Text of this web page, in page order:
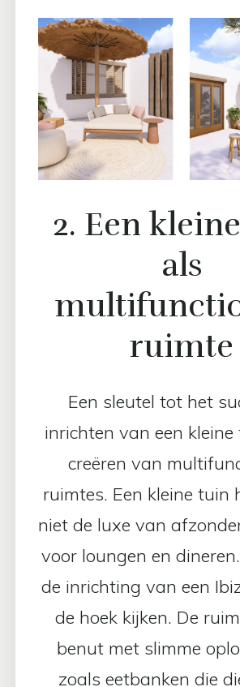
2. Een
als
ruimte
Een sleutel tot het
inrichten van een
creëren van
ruimtes. Een kleine tuin
niet de luxe van
voor loungen en
de inrichting van een
de hoek kijken. De
benut met slimme
zoals eetbanken die